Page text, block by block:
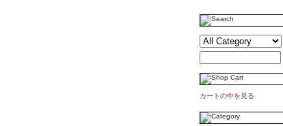
カートの中を見る